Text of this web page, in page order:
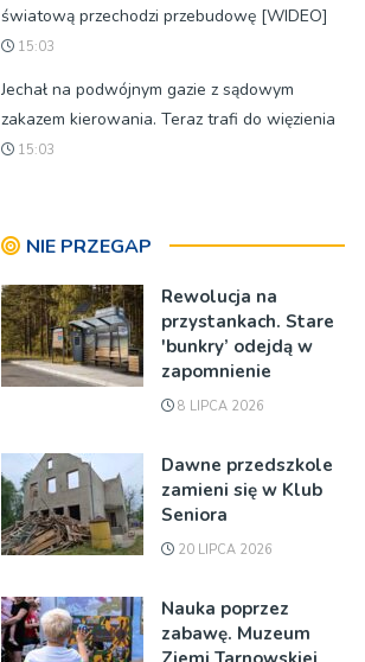
światową przechodzi przebudowę [WIDEO]
15:03
Jechał na podwójnym gazie z sądowym
zakazem kierowania. Teraz trafi do więzienia
15:03
NIE PRZEGAP
Rewolucja na
przystankach. Stare
'bunkry’ odejdą w
zapomnienie
8 LIPCA 2026
Dawne przedszkole
zamieni się w Klub
Seniora
20 LIPCA 2026
Nauka poprzez
zabawę. Muzeum